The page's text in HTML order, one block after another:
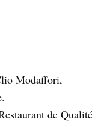
Modaffori,
de Qualité